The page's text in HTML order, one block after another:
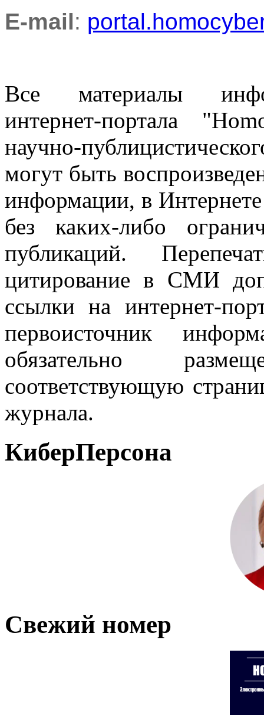
E-mail:
Все материалы
интернет-портала
научно-
могут быть
информации, в
без каких-либо
публикаций.
цитирование в СМИ
ссылки на интернет-
первоисточник
обязательно
соответствующую
журнала.
КиберПерсона
Свежий номер